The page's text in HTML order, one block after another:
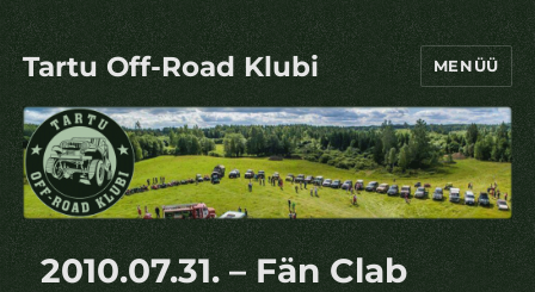
Tartu Off-Road Klubi MENÜÜ
2010.07.31. – Fän Clab